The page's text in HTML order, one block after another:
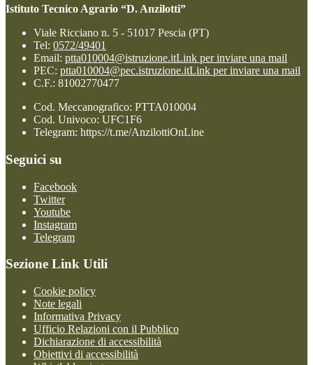
Istituto Tecnico Agrario “D. Anzilotti”
Viale Ricciano n. 5 - 51017 Pescia (PT)
Tel: 0572/49401
Email: ptta010004@istruzione.itLink per inviare una mail
PEC: ptta010004@pec.istruzione.itLink per inviare una mail
C.F.: 81002770477
Cod. Meccanografico: PTTA010004
Cod. Univoco: UFC1F6
Telegram: https://t.me/AnzilottiOnLine
Seguici su
Facebook
Twitter
Youtube
Instagram
Telegram
Sezione Link Utili
Cookie policy
Note legali
Informativa Privacy
Ufficio Relazioni con il Pubblico
Dichiarazione di accessibilità
Obiettivi di accessibilità